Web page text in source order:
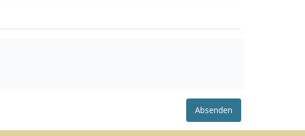
Absenden